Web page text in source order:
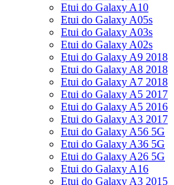
Etui do Galaxy A10
Etui do Galaxy A05s
Etui do Galaxy A03s
Etui do Galaxy A02s
Etui do Galaxy A9 2018
Etui do Galaxy A8 2018
Etui do Galaxy A7 2018
Etui do Galaxy A5 2017
Etui do Galaxy A5 2016
Etui do Galaxy A3 2017
Etui do Galaxy A56 5G
Etui do Galaxy A36 5G
Etui do Galaxy A26 5G
Etui do Galaxy A16
Etui do Galaxy A3 2015